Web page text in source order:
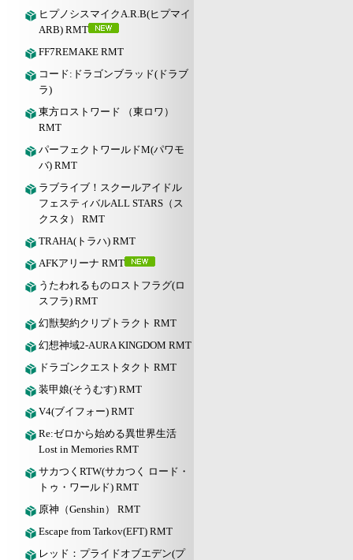
ヒプノシスマイクA.R.B(ヒプマイ
ARB) RMT
FF7REMAKE RMT
コード:ドラゴンブラッド(ドラブ
ラ)
東方ロストワード （東ロワ）
RMT
パーフェクトワールドM(パワモ
バ) RMT
ラブライブ！スクールアイドル
フェスティバルALL STARS（ス
クスタ） RMT
TRAHA(トラハ) RMT
AFKアリーナ RMT
うたわれるものロストフラグ(ロ
スフラ) RMT
幻獣契約クリプトラクト RMT
幻想神域2-AURA KINGDOM RMT
ドラゴンクエストタクト RMT
装甲娘(そうむす) RMT
V4(ブイフォー) RMT
Re:ゼロから始める異世界生活
Lost in Memories RMT
サカつくRTW(サカつく ロード・
トゥ・ワールド) RMT
原神（Genshin） RMT
Escape from Tarkov(EFT) RMT
レッド：プライドオブエデン(プ